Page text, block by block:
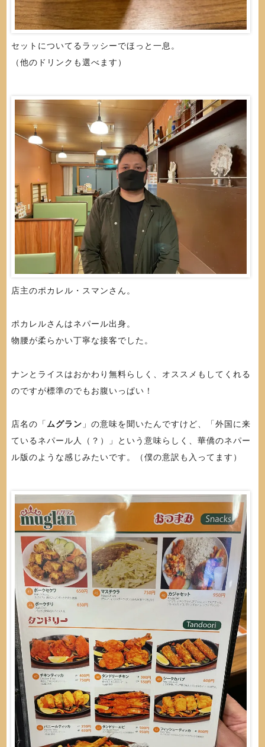
セットについてるラッシーでほっと一息。
（他のドリンクも選べます）
店主のポカレル・スマンさん。
ポカレルさんはネパール出身。
物腰が柔らかい丁寧な接客でした。
ナンとライスはおかわり無料らしく、オススメもしてくれる
のですが標準のでもお腹いっぱい！
店名の「 ムグラン 」の意味を聞いたんですけど、「外国に来
ているネパール人（？）」という意味らしく、華僑のネパー
ル版のような感じみたいです。（僕の意訳も入ってます）